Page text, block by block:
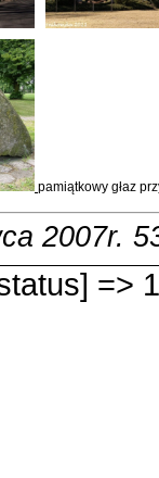
pamiątkowy głaz
2007r.
=>